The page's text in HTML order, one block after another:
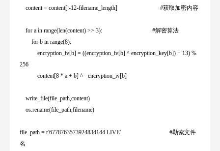
content = content[:-12-filename_length] #获取加密内容
for a in range(len(content) >> 3): #解密算法
for b in range(8):
encryption_iv[b] = ((encryption_iv[b] ^ encryption_key[b]) + 13) %
256
content[8 * a + b] ^= encryption_iv[b]
write_file(file_path,content)
os.rename(file_path,filename)
file_path = r'6778763573924834144.LIVE' #勒索文件
名